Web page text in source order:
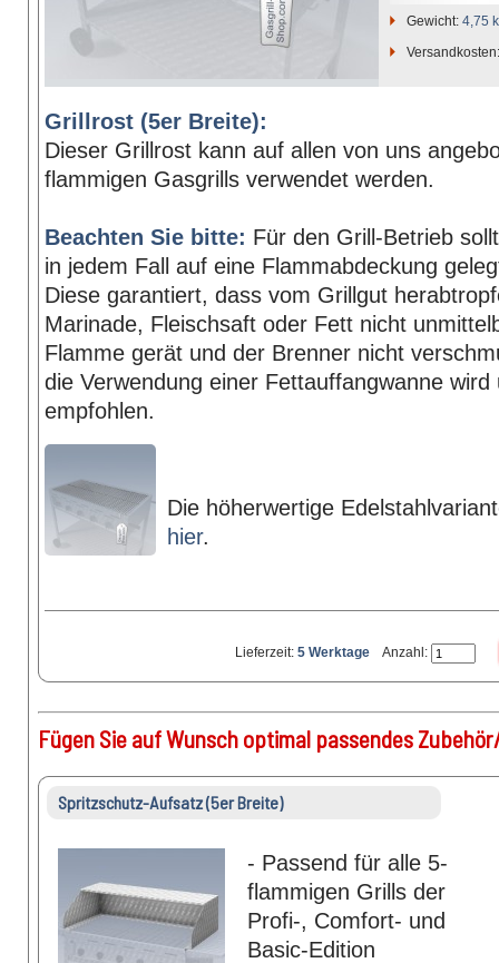
Gewicht: 4,75
Grillrost (5er Breite):
Dieser Grillrost kann auf allen von uns
flammigen Gasgrills verwendet werden.
Beachten Sie bitte: Für den Grill-Betrieb
in jedem Fall auf eine Flammabdeckung
Diese garantiert, dass vom Grillgut
Marinade, Fleischsaft oder Fett nicht
Flamme gerät und der Brenner nicht
die Verwendung einer Fettauffangwanne wird
empfohlen.
Die höherwertige
hier.
Lieferzeit: 5 Werktage Anzahl:
Fügen Sie auf Wunsch optimal passendes
Spritzschutz-Aufsatz (5er Breite)
- Passend für alle 5-
flammigen Grills der
Profi-, Comfort- und
Basic-Edition